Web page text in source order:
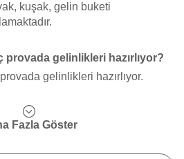
kuşak, gelin buketi
provada gelinlikleri hazırlıyor?
gelinlikleri hazırlıyor.
Fazla Göster